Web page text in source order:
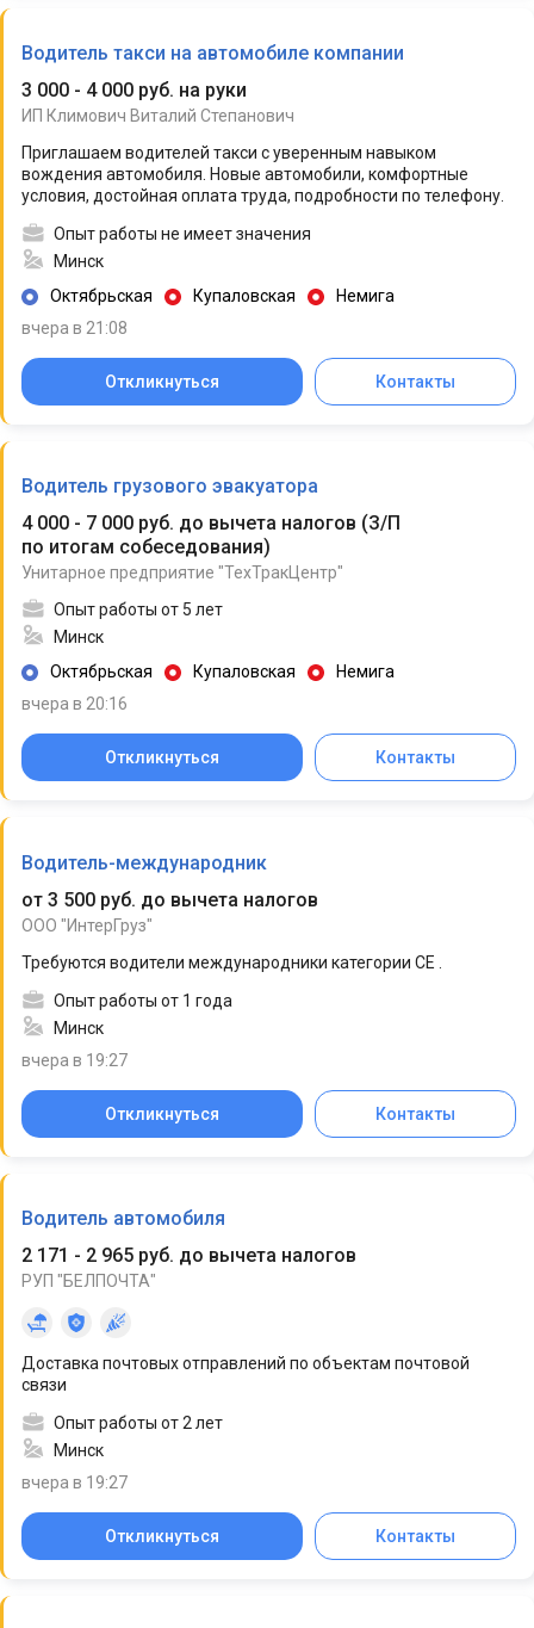
Водитель такси на автомобиле компании
3 000 - 4 000 руб. на руки
ИП Климович Виталий Степанович
Приглашаем водителей такси с уверенным навыком
вождения автомобиля. Новые автомобили, комфортные
условия, достойная оплата труда, подробности по телефону.
Опыт работы не имеет значения
Минск
Октябрьская
Купаловская
Немига
вчера в 21:08
Откликнуться Контакты
Водитель грузового эвакуатора
4 000 - 7 000 руб. до вычета налогов (З/П
по итогам собеседования)
Унитарное предприятие "ТехТракЦентр"
Опыт работы от 5 лет
Минск
Октябрьская
Купаловская
Немига
вчера в 20:16
Откликнуться Контакты
Водитель-международник
от 3 500 руб. до вычета налогов
ООО "ИнтерГруз"
Требуются водители международники категории СЕ .
Опыт работы от 1 года
Минск
вчера в 19:27
Откликнуться Контакты
Водитель автомобиля
2 171 - 2 965 руб. до вычета налогов
РУП "БЕЛПОЧТА"
Доставка почтовых отправлений по объектам почтовой
связи
Опыт работы от 2 лет
Минск
вчера в 19:27
Откликнуться Контакты